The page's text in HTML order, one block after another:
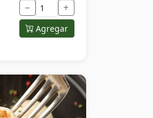
− +
Agregar